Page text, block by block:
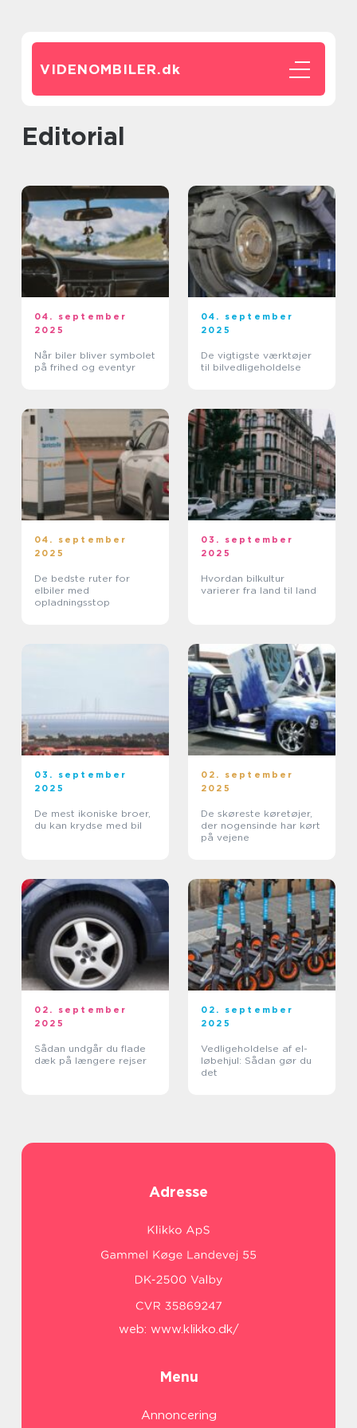
VIDENOMBILER.dk
editorial
04. september
2025
Når biler bliver symbolet
på frihed og eventyr
04. september
2025
De vigtigste værktøjer
til bilvedligeholdelse
04. september
2025
De bedste ruter for
elbiler med
opladningsstop
03. september
2025
Hvordan bilkultur
varierer fra land til land
03. september
2025
De mest ikoniske broer,
du kan krydse med bil
02. september
2025
De skøreste køretøjer,
der nogensinde har kørt
på vejene
02. september
2025
Sådan undgår du flade
dæk på længere rejser
02. september
2025
Vedligeholdelse af el-
løbehjul: Sådan gør du
det
Adresse
web: www.klikko.dk/
Menu
Annoncering